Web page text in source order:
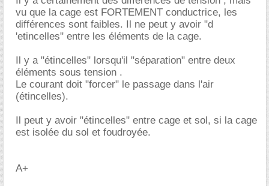
vu que la cage est FORTEMENT conductrice, les
différences sont faibles. Il ne peut y avoir "d
'etincelles" entre les éléments de la cage.
Il y a "étincelles" lorsqu'il "séparation" entre deux
éléments sous tension .
Le courant doit "forcer" le passage dans l'air
(étincelles).
Il peut y avoir "étincelles" entre cage et sol, si la cage
est isolée du sol et foudroyée.
A+